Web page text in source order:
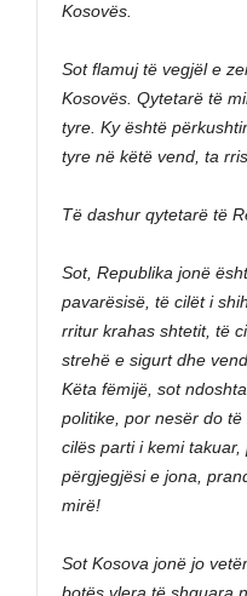
Kosovës.
Sot flamuj të vegjël e
Kosovës. Qytetarë të
tyre. Ky është
tyre në këtë vend, ta
Të dashur qytetarë të
Sot, Republika jonë
pavarësisë, të cilët i
rritur krahas shtetit, të
strehë e sigurt dhe
Këta fëmijë, sot
politike, por nesër do
cilës parti i kemi
përgjegjësi e jona,
mirë!
Sot Kosova jonë jo